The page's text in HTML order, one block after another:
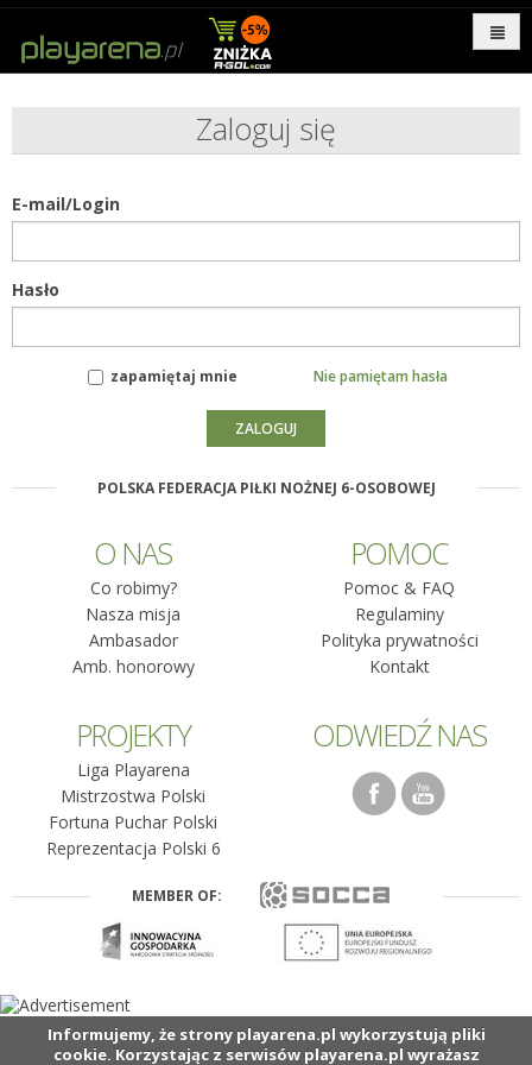
Zaloguj się
E-mail/Login
Hasło
zapamiętaj mnie Nie pamiętam hasła
POLSKA FEDERACJA PIŁKI NOŻNEJ 6-OSOBOWEJ
O NAS
Co robimy?
Nasza misja
Ambasador
Amb. honorowy
POMOC
Pomoc & FAQ
Regulaminy
Polityka prywatności
Kontakt
PROJEKTY
Liga Playarena
Mistrzostwa Polski
Fortuna Puchar Polski
Reprezentacja Polski 6
ODWIEDŹ NAS
MEMBER OF:
Informujemy, że strony playarena.pl wykorzystują pliki
cookie. Korzystając z serwisów playarena.pl wyrażasz